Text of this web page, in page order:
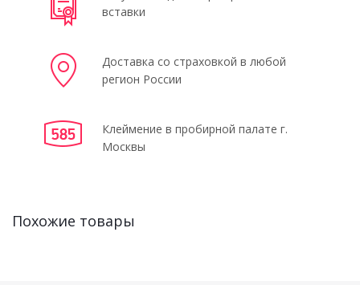
вставки
Доставка со страховкой в любой
регион России
Клеймение в пробирной палате г.
Москвы
Похожие товары